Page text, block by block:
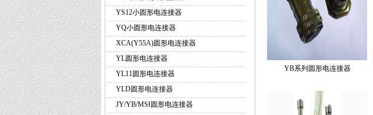
YS12小圆形电连接器
YQ小圆形电连接器
XCA(Y55A)圆形电连接器
YL圆形电连接器
YL11圆形电连接器
YLD圆形电连接器
JY/YB/MSⅠ圆形电连接器
YB系列圆形电连接器